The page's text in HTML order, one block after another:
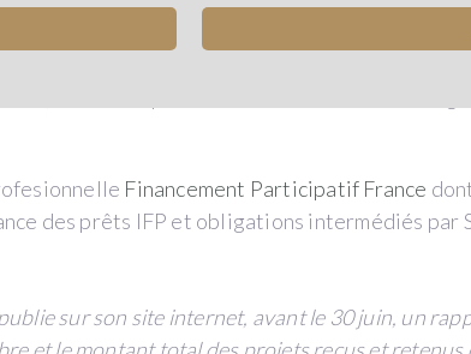
Financement Participatif France
des prêts IFP et obligations intermédiés par
sur son site internet, avant le 30 juin, un